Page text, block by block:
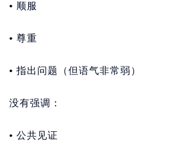
• 顺服
• 尊重
• 指出问题（但语气非常弱）
没有强调：
• 公共见证